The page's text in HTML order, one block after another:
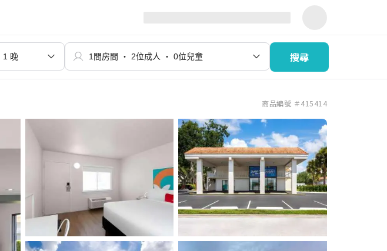
搜尋
商品編號 ＃415414